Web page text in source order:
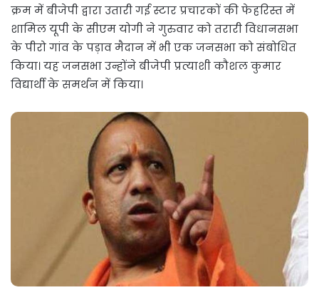
क्रम में बीजेपी द्वारा उतारी गई स्टार प्रचारकों की फेहरिस्त में
शामिल यूपी के सीएम योगी ने गुरुवार को तरारी विधानसभा
के पीरो गांव के पड़ाव मैदान में भी एक जनसभा को संबोधित
किया। यह जनसभा उन्होंने बीजेपी प्रत्याशी कौशल कुमार
विद्यार्थी के समर्थन में किया।